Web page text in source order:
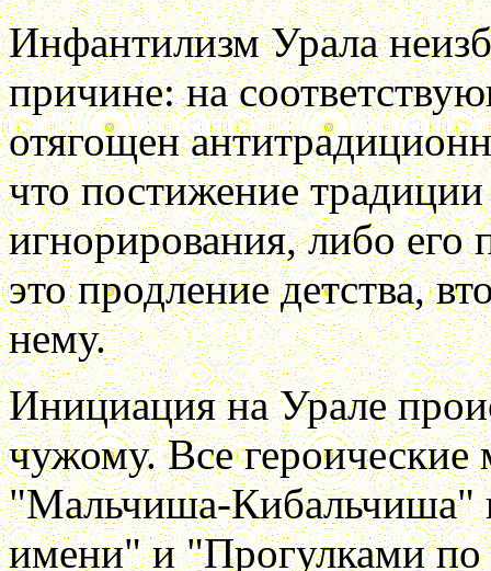
Инфантилизм Урала
причине: на
отягощен
что постижение традиции
игнорирования, либо его
это продление детства,
нему.
Инициация на Урале
чужому. Все
"Мальчиша-Кибальчиша"
имени" и "Прогулками по